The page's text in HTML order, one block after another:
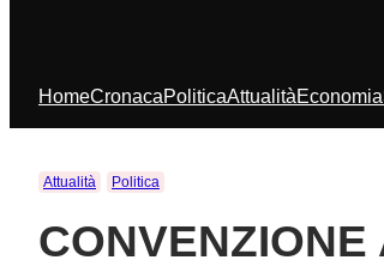
HomeCronacaPoliticaAttualitàEconomia
Attualità Politica
CONVENZIONE